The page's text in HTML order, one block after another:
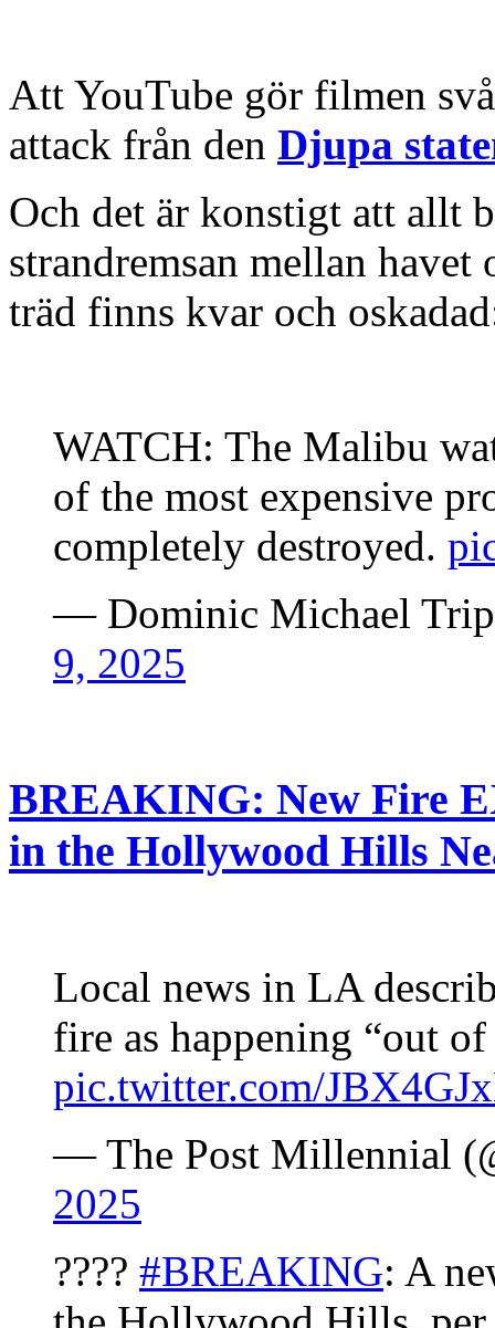
Att YouTube gör filmen
attack från den Djupa
Och det är konstigt att allt
strandremsan mellan havet
träd finns kvar och
WATCH: The Malibu
of the most expensive
completely destroyed.
— Dominic Michael
9, 2025
BREAKING: New Fire
in the Hollywood Hills
Local news in LA
fire as happening “out
pic.twitter.com/
— The Post Millennial
2025
???? #BREAKING: A